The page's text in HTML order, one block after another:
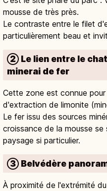
mousse de très près.
Le contraste entre le filet
particulièrement beau et
② Le lien entre le
minerai de fer
Cette zone est connue
d'extraction de limonite
Le fer issu des sources
croissance de la mousse
paysage si particulier.
③ Belvédère
À proximité de l'extrémité